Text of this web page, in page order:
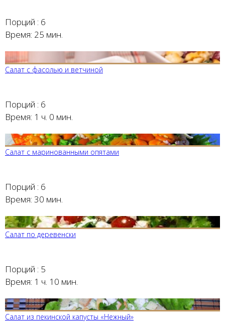
Порций : 6
Время: 25 мин.
Салат с фасолью и ветчиной
Порций : 6
Время: 1 ч. 0 мин.
Салат с маринованными опятами
Порций : 6
Время: 30 мин.
Салат по деревенски
Порций : 5
Время: 1 ч. 10 мин.
Салат из пекинской капусты «Нежный»